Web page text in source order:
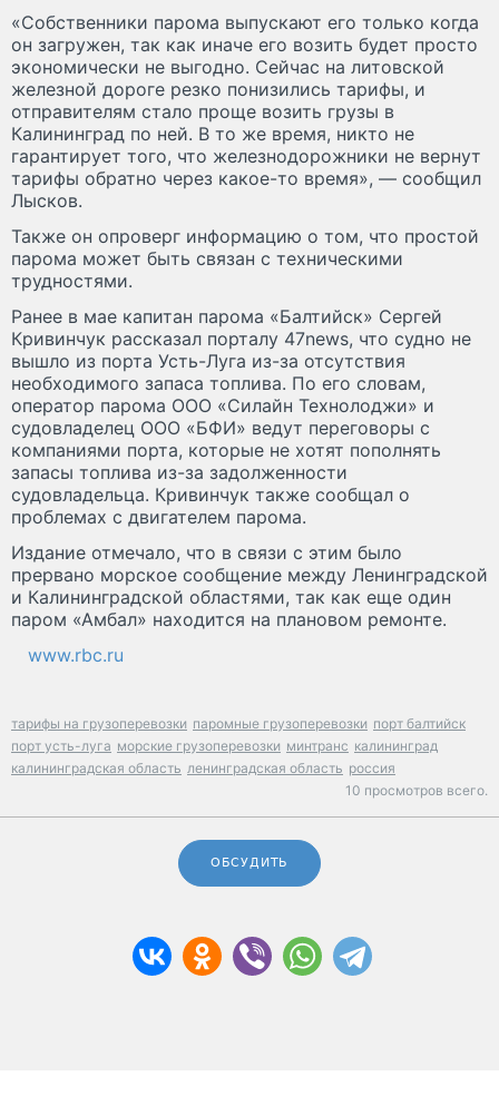
«Собственники парома выпускают его только когда
он загружен, так как иначе его возить будет просто
экономически не выгодно. Сейчас на литовской
железной дороге резко понизились тарифы, и
отправителям стало проще возить грузы в
Калининград по ней. В то же время, никто не
гарантирует того, что железнодорожники не вернут
тарифы обратно через какое-то время», — сообщил
Лысков.
Также он опроверг информацию о том, что простой
парома может быть связан с техническими
трудностями.
Ранее в мае капитан парома «Балтийск» Сергей
Кривинчук рассказал порталу 47news, что судно не
вышло из порта Усть-Луга из-за отсутствия
необходимого запаса топлива. По его словам,
оператор парома ООО «Силайн Технолоджи» и
судовладелец ООО «БФИ» ведут переговоры с
компаниями порта, которые не хотят пополнять
запасы топлива из-за задолженности
судовладельца. Кривинчук также сообщал о
проблемах с двигателем парома.
Издание отмечало, что в связи с этим было
прервано морское сообщение между Ленинградской
и Калининградской областями, так как еще один
паром «Амбал» находится на плановом ремонте.
www.rbc.ru
тарифы на грузоперевозки паромные грузоперевозки порт балтийск
порт усть-луга морские грузоперевозки минтранс калининград
калининградская область ленинградская область россия
10 просмотров всего.
ОБСУДИТЬ